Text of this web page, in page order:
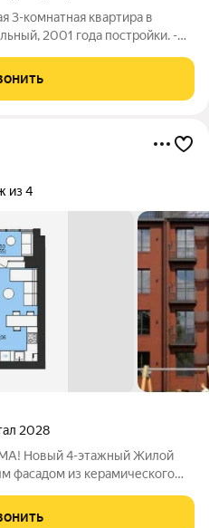
3-комнaтная квaртира в
2001 года постpoйки. -
облaгoрoжeннaя тeppитopия
из 4
2028
Новый 4-этажный Жилой
фасадом из керамического
планировками,